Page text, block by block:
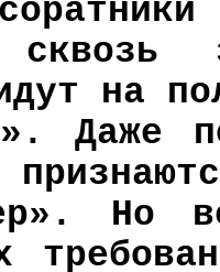
на
Даже
Но